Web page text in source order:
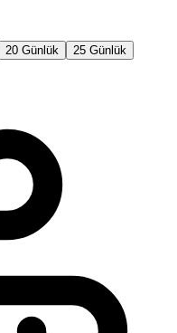
20 Günlük
25 Günlük